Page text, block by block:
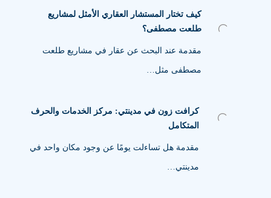
كيف تختار المستشار العقاري الأمثل لمشاريع
طلعت مصطفى؟
مقدمة عند البحث عن عقار في مشاريع طلعت
مصطفى مثل…
كرافت زون في مدينتي: مركز الخدمات والحرف
المتكامل
مقدمة هل تساءلت يومًا عن وجود مكان واحد في
مدينتي…